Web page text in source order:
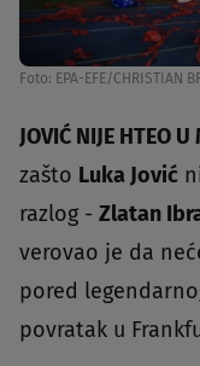
Foto: EPA-EFE/CHRISTIAN
JOVIĆ NIJE HTEO U
zašto Luka Jović
razlog - Zlatan
verovao je da
pored
povratak u